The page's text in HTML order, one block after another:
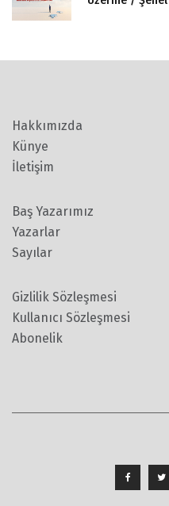
Hakkımızda
Künye
İletişim
Baş Yazarımız
Yazarlar
Sayılar
Gizlilik Sözleşmesi
Kullanıcı Sözleşmesi
Abonelik